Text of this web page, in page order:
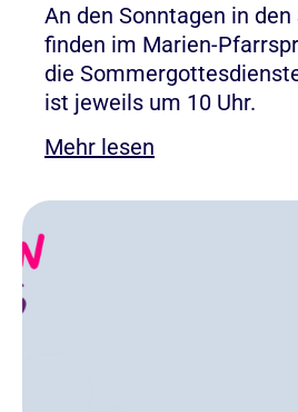
An den Sonntagen in
finden im Marien-
die
ist jeweils um 10 Uhr.
Mehr lesen